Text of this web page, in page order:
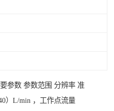
参数 参数范围 分辨率 准
）L/min ，工作点流量